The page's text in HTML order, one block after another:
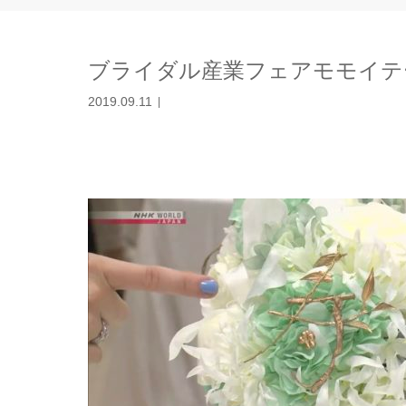
ブライダル産業フェアモモイ
2019.09.11